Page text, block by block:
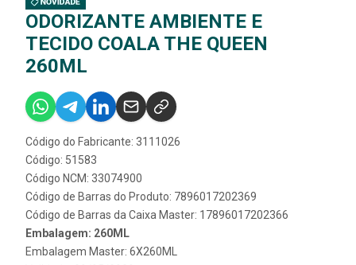
ODORIZANTE AMBIENTE E
TECIDO COALA THE QUEEN
260ML
Código do Fabricante: 3111026
Código: 51583
Código NCM: 33074900
Código de Barras do Produto: 7896017202369
Código de Barras da Caixa Master: 17896017202366
Embalagem: 260ML
Embalagem Master: 6X260ML